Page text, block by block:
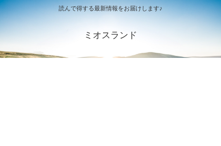
読んで得する最新情報をお届けします♪
ミオスランド